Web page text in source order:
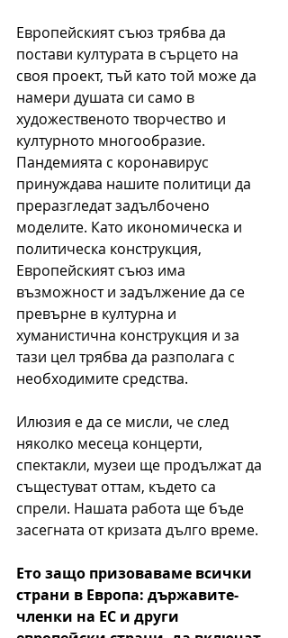
Европейският съюз трябва да
постави културата в сърцето на
своя проект, тъй като той може да
намери душата си само в
художественото творчество и
културното многообразие.
Пандемията с коронавирус
принуждава нашите политици да
преразгледат задълбочено
моделите. Като икономическа и
политическа конструкция,
Европейският съюз има
възможност и задължение да се
превърне в културна и
хуманистична конструкция и за
тази цел трябва да разполага с
необходимите средства.
Илюзия е да се мисли, че след
няколко месеца концерти,
спектакли, музеи ще продължат да
същестуват оттам, където са
спрели. Нашата работа ще бъде
засегната от кризата дълго време.
Ето защо призоваваме всички
страни в Европа: държавите-
членки на ЕС и други